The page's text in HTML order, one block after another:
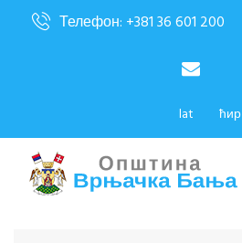
Телефон: +381 36 601 200
lat ћир